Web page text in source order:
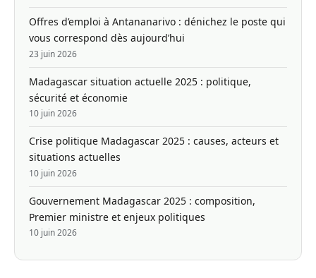
Offres d’emploi à Antananarivo : dénichez le poste qui
vous correspond dès aujourd’hui
23 juin 2026
Madagascar situation actuelle 2025 : politique,
sécurité et économie
10 juin 2026
Crise politique Madagascar 2025 : causes, acteurs et
situations actuelles
10 juin 2026
Gouvernement Madagascar 2025 : composition,
Premier ministre et enjeux politiques
10 juin 2026